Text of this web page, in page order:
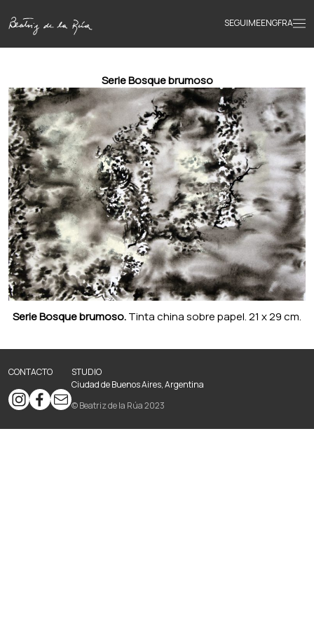
SEGUIMEENGFRA
Inicio
Obras
Textos
Biografía
Libros
Novedades
Serie Bosque brumoso
Serie Bosque brumoso.Tinta china sobre papel. 21 x 29 cm.
CONTACTO
STUDIO
Ciudad de Buenos Aires, Argentina
© Beatriz de la Rúa 2023